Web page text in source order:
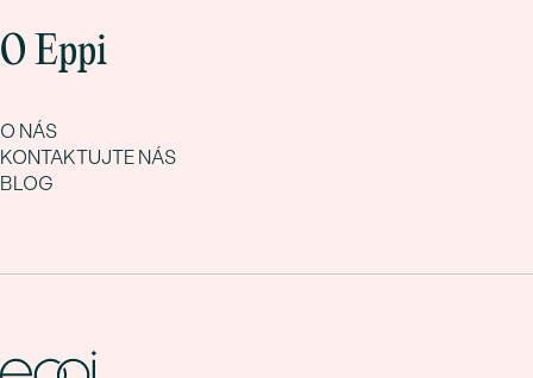
O Eppi
O NÁS
KONTAKTUJTE NÁS
BLOG